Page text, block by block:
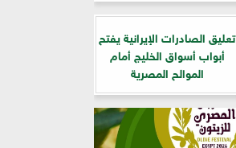
تعليق الصادرات الإيرانية يفتح
أبواب أسواق الخليج أمام
الموالح المصرية